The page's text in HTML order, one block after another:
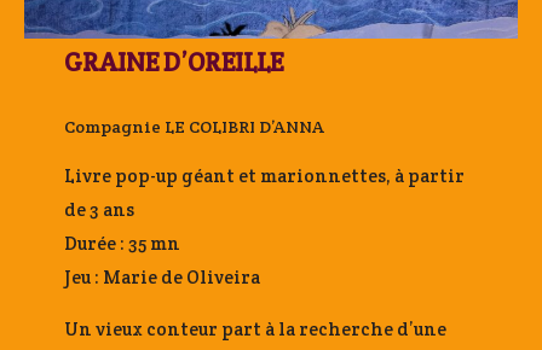
GRAINE D’OREILLE
Compagnie LE COLIBRI D’ANNA
Livre pop-up géant et marionnettes, à partir
de 3 ans
Durée : 35 mn
Jeu : Marie de Oliveira
Un vieux conteur part à la recherche d’une